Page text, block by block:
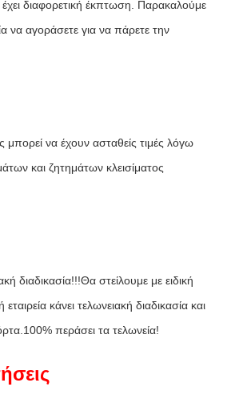
διαφορετική έκπτωση. Παρακαλούμε
να αγοράσετε για να πάρετε την
να έχουν ασταθείς τιμές λόγω
και ζητημάτων κλεισίματος
διαδικασία!!!Θα στείλουμε με ειδική
κάνει τελωνειακή διαδικασία και
περάσει τα τελωνεία!